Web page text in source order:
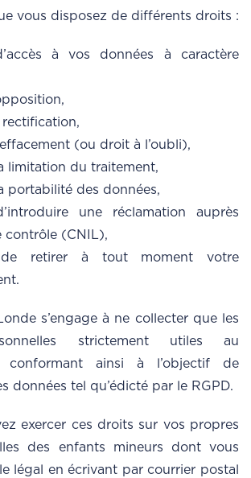
vous disposez de différents droits :
à vos données à caractère
(ou droit à l’oubli),
limitation du traitement,
portabilité des données,
une réclamation auprès
contrôle (CNIL),
retirer à tout moment votre
s’engage à ne collecter que les
strictement utiles au
conformant ainsi à l’objectif de
données tel qu’édicté par le RGPD.
exercer ces droits sur vos propres
des enfants mineurs dont vous
légal en écrivant par courrier postal